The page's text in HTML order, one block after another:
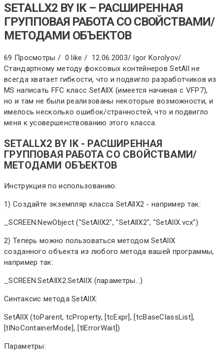
SETALLX2 BY IK – РАСШИРЕННАЯ
ГРУППОВАЯ РАБОТА СО СВОЙСТВАМИ/
МЕТОДАМИ ОБЪЕКТОВ
69 Просмотры / 0 like / 12.06.2003/ Igor Korolyov/
Стандартному методу фоксовых контейнеров SetAll не
всегда хватает гибкости, что и подвигло разработчиков из
MS написать FFC класс SetAllX (имеется начиная с VFP7),
но и там не были реализованы некоторые возможности, и
имелось несколько ошибок/странностей, что и подвигло
меня к усовершенствованию этого класса.
SETALLX2 BY IK - РАСШИРЕННАЯ
ГРУППОВАЯ РАБОТА СО СВОЙСТВАМИ/
МЕТОДАМИ ОБЪЕКТОВ
Инструкция по использованию:
1) Создайте экземпляр класса SetAllX2 - например так:
_SCREEN.NewObject ("SetAllX2", "SetAllX2", "SetAllX.vcx")
2) Теперь можно пользоваться методом SetAllX
созданного объекта из любого метода вашей программы,
например так:
_SCREEN.SetAllX2.SetAllX (параметры...)
Синтаксис метода SetAllX:
SetAllX (toParent, tcProperty, [tcExpr], [tcBaseClassList],
[tlNoContainerMode], [tlErrorWait])
Параметры: